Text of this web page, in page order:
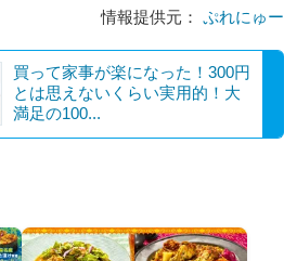
情報提供元： ぷれにゅー
買って家事が楽になった！300円
とは思えないくらい実用的！大
満足の100...